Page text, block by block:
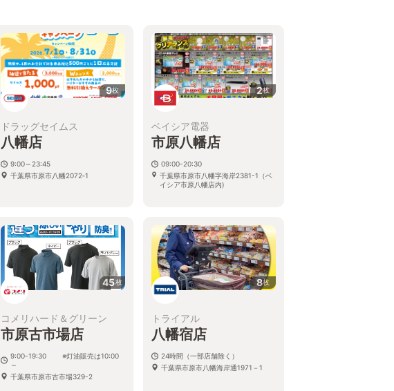
9枚
ドラッグセイムス
八幡店
9:00～23:45
千葉県市原市八幡2072‐1
2枚
ベイシア電器
市原八幡店
09:00-20:30
千葉県市原市八幡字海岸2381-1（ベ
イシア市原八幡店内)
45枚
コメリハード＆グリーン
市原古市場店
9:00-19:30 ※灯油販売は10:00
～
千葉県市原市古市場329-2
8枚
トライアル
八幡宿店
24時間（一部店舗除く）
千葉県市原市八幡海岸通1971－1